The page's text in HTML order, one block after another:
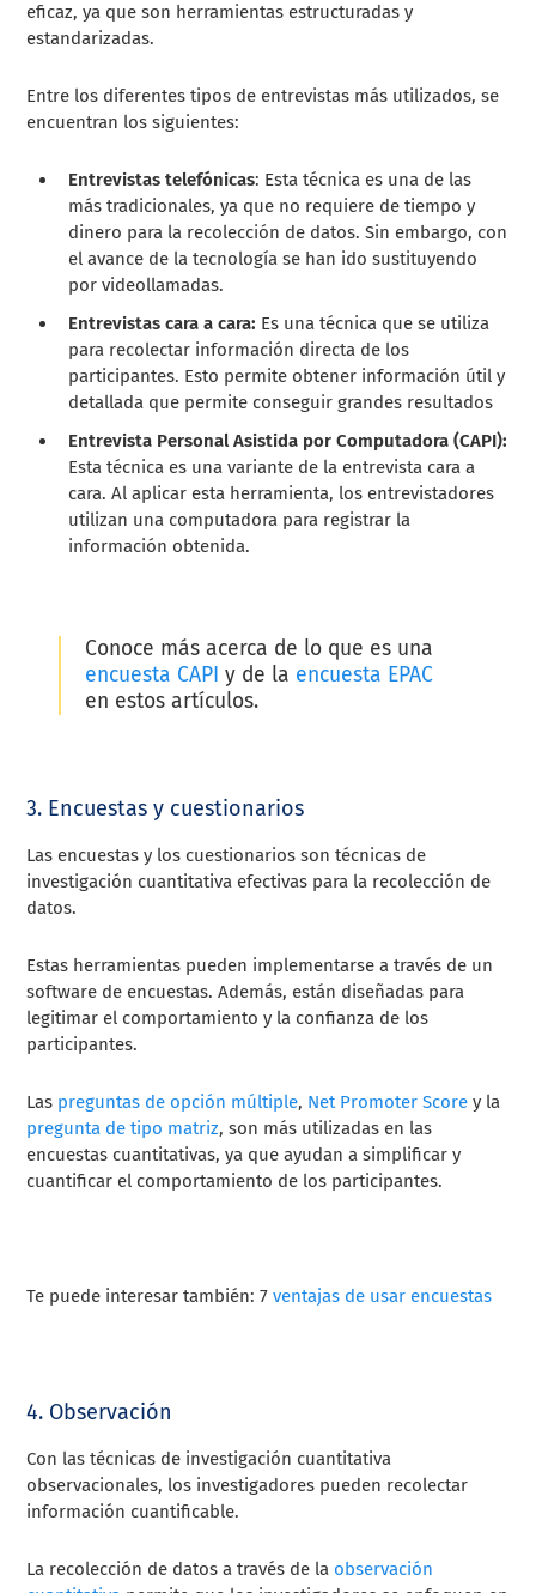
eficaz, ya que son herramientas estructuradas y
estandarizadas.
Entre los diferentes tipos de entrevistas más utilizados, se
encuentran los siguientes:
Entrevistas telefónicas: Esta técnica es una de las
más tradicionales, ya que no requiere de tiempo y
dinero para la recolección de datos. Sin embargo, con
el avance de la tecnología se han ido sustituyendo
por videollamadas.
Entrevistas cara a cara: Es una técnica que se utiliza
para recolectar información directa de los
participantes. Esto permite obtener información útil y
detallada que permite conseguir grandes resultados
Entrevista Personal Asistida por Computadora (CAPI):
Esta técnica es una variante de la entrevista cara a
cara. Al aplicar esta herramienta, los entrevistadores
utilizan una computadora para registrar la
información obtenida.
Conoce más acerca de lo que es una
encuesta CAPI y de la encuesta EPAC
en estos artículos.
3. Encuestas y cuestionarios
Las encuestas y los cuestionarios son técnicas de
investigación cuantitativa efectivas para la recolección de
datos.
Estas herramientas pueden implementarse a través de un
software de encuestas. Además, están diseñadas para
legitimar el comportamiento y la confianza de los
participantes.
Las preguntas de opción múltiple, Net Promoter Score y la
pregunta de tipo matriz, son más utilizadas en las
encuestas cuantitativas, ya que ayudan a simplificar y
cuantificar el comportamiento de los participantes.
Te puede interesar también: 7ventajas de usar encuestas
4. Observación
Con las técnicas de investigación cuantitativa
observacionales, los investigadores pueden recolectar
información cuantificable.
La recolección de datos a través de la observación